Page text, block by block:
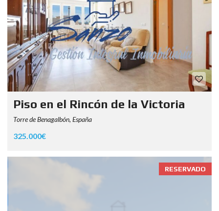
Piso en el Rincón de la Victoria
Torre de Benagalbón, España
325.000€
RESERVADO